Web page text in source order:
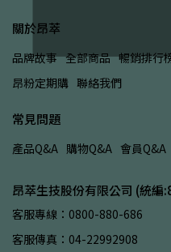
關於昂萃
品牌故事 全部商品 暢銷排行
昂粉定期購 聯絡我們
常見問題
產品Q&A 購物Q&A 會員Q&A
昂萃生技股份有限公司 (統
客服專線：0800-880-686
客服傳真：04-22992908